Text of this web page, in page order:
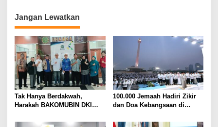
g
a
s
i
p
o
s
Jangan Lewatkan
Tak Hanya Berdakwah,
Harakah BAKOMUBIN DKI
Advokasi dan Paralegal
100.000 Jemaah Hadiri Zikir
dan Doa Kebangsaan di
Kemerdekaan Indonesia